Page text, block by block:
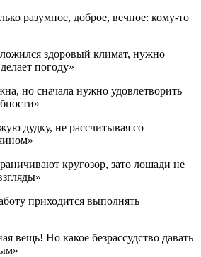
разумное, доброе, вечное: кому-то
здоровый климат, нужно
погоду»
но сначала нужно удовлетворить
дудку, не рассчитывая со
кругозор, зато лошади не
приходится выполнять
вещь! Но какое безрассудство давать